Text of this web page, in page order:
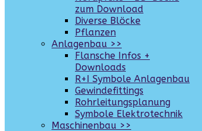
zum Download
Diverse Blöcke
Pflanzen
Anlagenbau >>
Flansche Infos +
Downloads
R+I Symbole Anlagenbau
Gewindefittings
Rohrleitungsplanung
Symbole Elektrotechnik
Maschinenbau >>